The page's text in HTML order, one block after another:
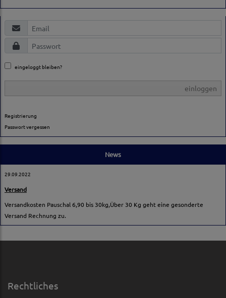
eingeloggt bleiben?
einloggen
Registrierung
Passwort vergessen
News
29.09.2022
Versand
Versandkosten Pauschal 6,90 bis 30kg,Über 30 Kg geht eine gesonderte
Versand Rechnung zu.
Rechtliches